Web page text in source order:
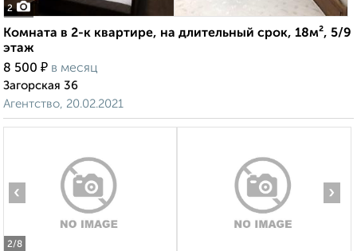
2
Комната в 2-к квартире, на длительный срок, 18м², 5/9
этаж
8 500 ₽ в месяц
Загорская 36
Агентство, 20.02.2021
2/8
‹ ›